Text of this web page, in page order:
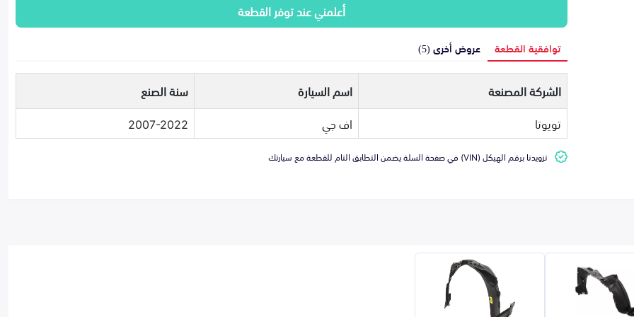
أعلمني عند توفر القطعة
توافقية القطعة عروض أخرى (5)
الشركة المصنعة اسم السيارة
سنة الصنع
تويوتا
اف جي 2007-2022
تزويدنا برقم الهيكل (VIN) في صفحة السلة يضمن التطابق التام للقطعة مع سيارتك